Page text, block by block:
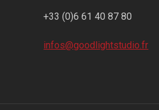
+33 (0)6 61 40 87 80
infos@goodlightstudio.fr